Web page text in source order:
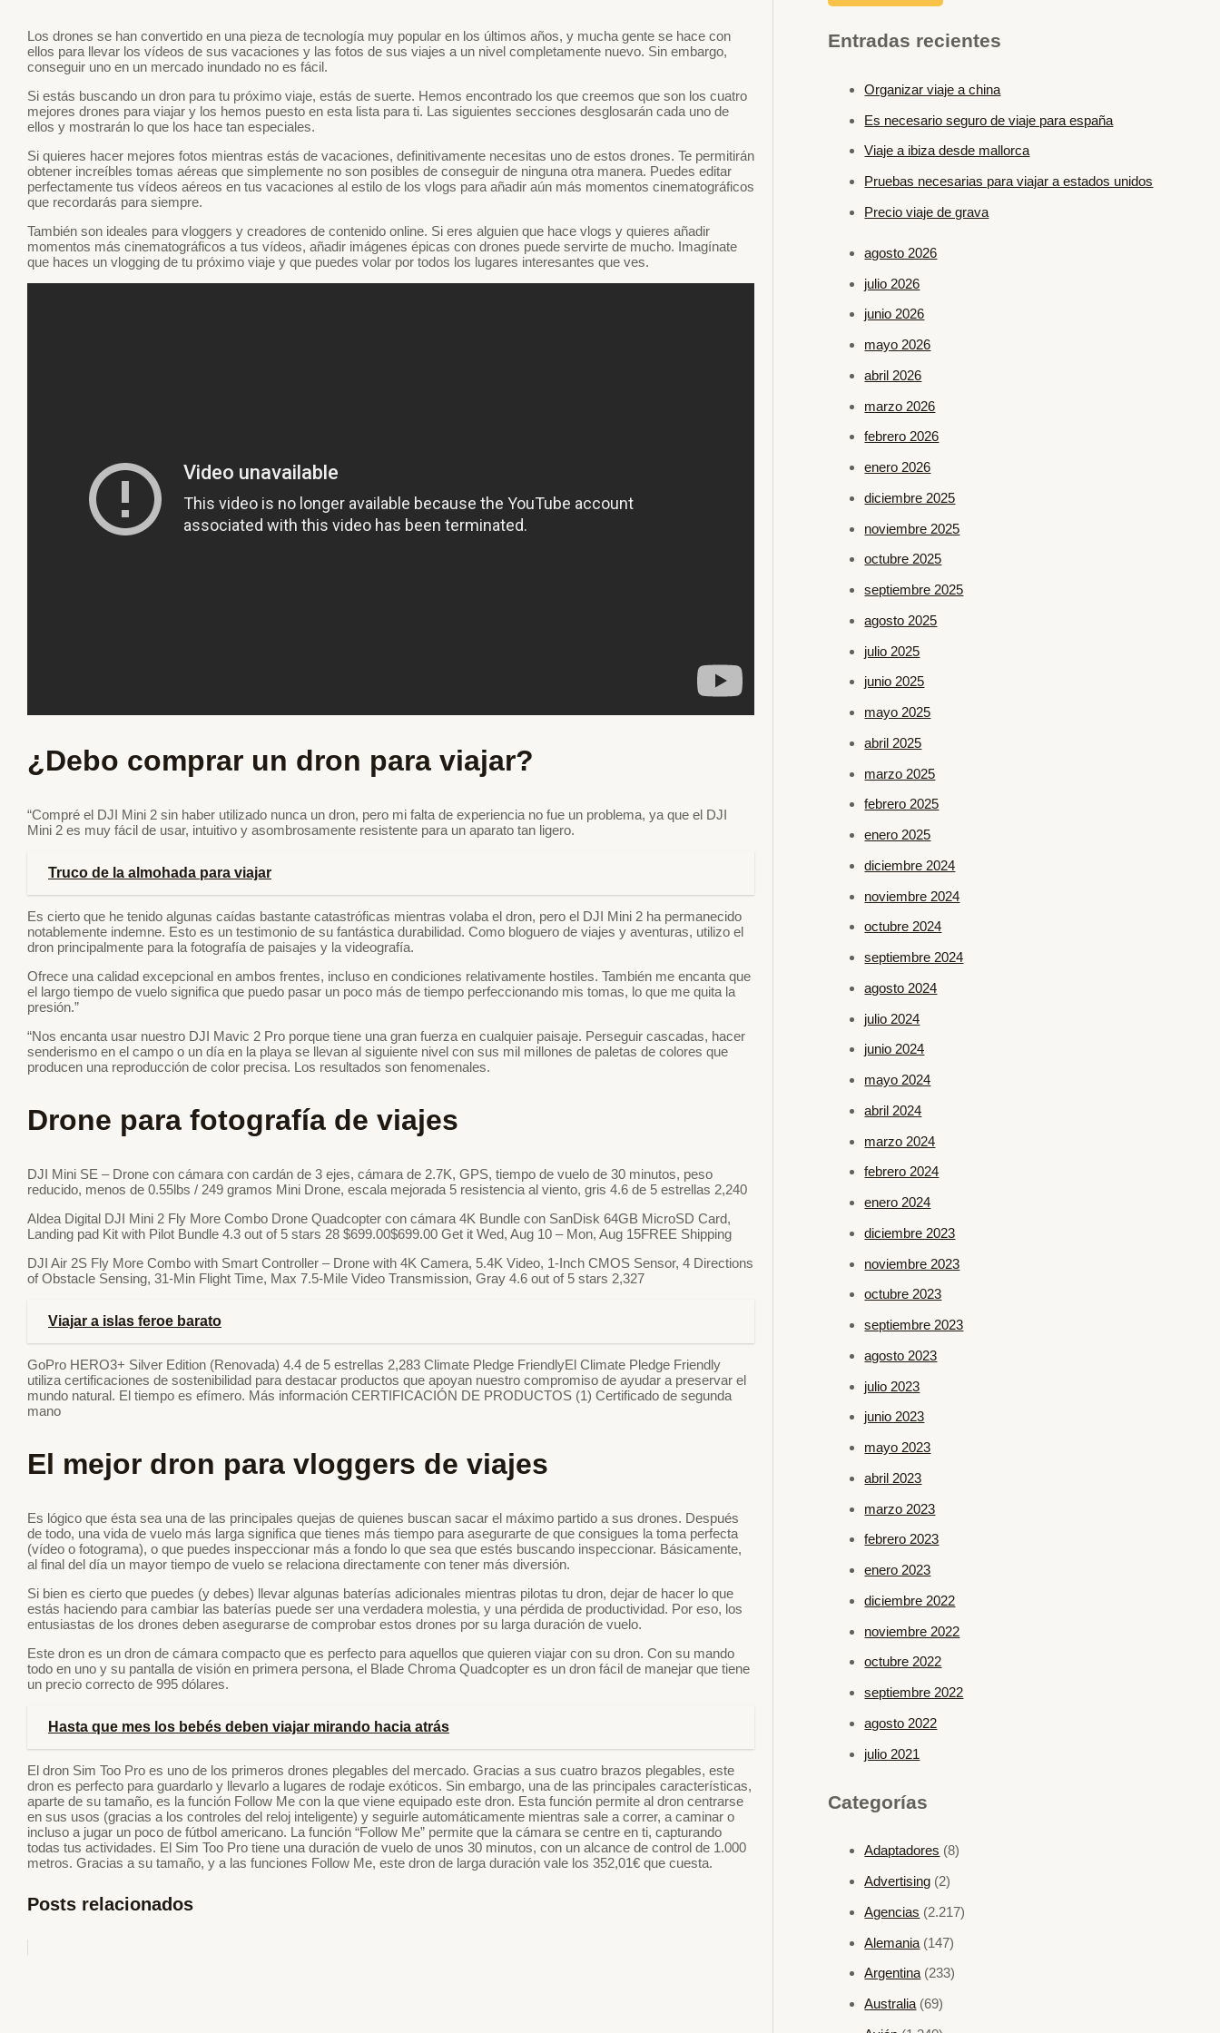
Los drones se han convertido en una pieza de tecnología muy popular en los últimos años, y mucha gente se hace con
ellos para llevar los vídeos de sus vacaciones y las fotos de sus viajes a un nivel completamente nuevo. Sin embargo,
conseguir uno en un mercado inundado no es fácil.
Si estás buscando un dron para tu próximo viaje, estás de suerte. Hemos encontrado los que creemos que son los cuatro
mejores drones para viajar y los hemos puesto en esta lista para ti. Las siguientes secciones desglosarán cada uno de
ellos y mostrarán lo que los hace tan especiales.
Si quieres hacer mejores fotos mientras estás de vacaciones, definitivamente necesitas uno de estos drones. Te permitirán
obtener increíbles tomas aéreas que simplemente no son posibles de conseguir de ninguna otra manera. Puedes editar
perfectamente tus vídeos aéreos en tus vacaciones al estilo de los vlogs para añadir aún más momentos cinematográficos
que recordarás para siempre.
También son ideales para vloggers y creadores de contenido online. Si eres alguien que hace vlogs y quieres añadir
momentos más cinematográficos a tus vídeos, añadir imágenes épicas con drones puede servirte de mucho. Imagínate
que haces un vlogging de tu próximo viaje y que puedes volar por todos los lugares interesantes que ves.
¿Debo comprar un dron para viajar?
“Compré el DJI Mini 2 sin haber utilizado nunca un dron, pero mi falta de experiencia no fue un problema, ya que el DJI
Mini 2 es muy fácil de usar, intuitivo y asombrosamente resistente para un aparato tan ligero.
Truco de la almohada para viajar
Es cierto que he tenido algunas caídas bastante catastróficas mientras volaba el dron, pero el DJI Mini 2 ha permanecido
notablemente indemne. Esto es un testimonio de su fantástica durabilidad. Como bloguero de viajes y aventuras, utilizo el
dron principalmente para la fotografía de paisajes y la videografía.
Ofrece una calidad excepcional en ambos frentes, incluso en condiciones relativamente hostiles. También me encanta que
el largo tiempo de vuelo significa que puedo pasar un poco más de tiempo perfeccionando mis tomas, lo que me quita la
presión.”
“Nos encanta usar nuestro DJI Mavic 2 Pro porque tiene una gran fuerza en cualquier paisaje. Perseguir cascadas, hacer
senderismo en el campo o un día en la playa se llevan al siguiente nivel con sus mil millones de paletas de colores que
producen una reproducción de color precisa. Los resultados son fenomenales.
Drone para fotografía de viajes
DJI Mini SE – Drone con cámara con cardán de 3 ejes, cámara de 2.7K, GPS, tiempo de vuelo de 30 minutos, peso
reducido, menos de 0.55lbs / 249 gramos Mini Drone, escala mejorada 5 resistencia al viento, gris 4.6 de 5 estrellas 2,240
Aldea Digital DJI Mini 2 Fly More Combo Drone Quadcopter con cámara 4K Bundle con SanDisk 64GB MicroSD Card,
Landing pad Kit with Pilot Bundle 4.3 out of 5 stars 28 $699.00$699.00 Get it Wed, Aug 10 – Mon, Aug 15FREE Shipping
DJI Air 2S Fly More Combo with Smart Controller – Drone with 4K Camera, 5.4K Video, 1-Inch CMOS Sensor, 4 Directions
of Obstacle Sensing, 31-Min Flight Time, Max 7.5-Mile Video Transmission, Gray 4.6 out of 5 stars 2,327
Viajar a islas feroe barato
GoPro HERO3+ Silver Edition (Renovada) 4.4 de 5 estrellas 2,283 Climate Pledge FriendlyEl Climate Pledge Friendly
utiliza certificaciones de sostenibilidad para destacar productos que apoyan nuestro compromiso de ayudar a preservar el
mundo natural. El tiempo es efímero. Más información CERTIFICACIÓN DE PRODUCTOS (1) Certificado de segunda
mano
El mejor dron para vloggers de viajes
Es lógico que ésta sea una de las principales quejas de quienes buscan sacar el máximo partido a sus drones. Después
de todo, una vida de vuelo más larga significa que tienes más tiempo para asegurarte de que consigues la toma perfecta
(vídeo o fotograma), o que puedes inspeccionar más a fondo lo que sea que estés buscando inspeccionar. Básicamente,
al final del día un mayor tiempo de vuelo se relaciona directamente con tener más diversión.
Si bien es cierto que puedes (y debes) llevar algunas baterías adicionales mientras pilotas tu dron, dejar de hacer lo que
estás haciendo para cambiar las baterías puede ser una verdadera molestia, y una pérdida de productividad. Por eso, los
entusiastas de los drones deben asegurarse de comprobar estos drones por su larga duración de vuelo.
Este dron es un dron de cámara compacto que es perfecto para aquellos que quieren viajar con su dron. Con su mando
todo en uno y su pantalla de visión en primera persona, el Blade Chroma Quadcopter es un dron fácil de manejar que tiene
un precio correcto de 995 dólares.
Hasta que mes los bebés deben viajar mirando hacia atrás
El dron Sim Too Pro es uno de los primeros drones plegables del mercado. Gracias a sus cuatro brazos plegables, este
dron es perfecto para guardarlo y llevarlo a lugares de rodaje exóticos. Sin embargo, una de las principales características,
aparte de su tamaño, es la función Follow Me con la que viene equipado este dron. Esta función permite al dron centrarse
en sus usos (gracias a los controles del reloj inteligente) y seguirle automáticamente mientras sale a correr, a caminar o
incluso a jugar un poco de fútbol americano. La función “Follow Me” permite que la cámara se centre en ti, capturando
todas tus actividades. El Sim Too Pro tiene una duración de vuelo de unos 30 minutos, con un alcance de control de 1.000
metros. Gracias a su tamaño, y a las funciones Follow Me, este dron de larga duración vale los 352,01€ que cuesta.
Posts relacionados
Entradas recientes
Organizar viaje a china
Es necesario seguro de viaje para españa
Viaje a ibiza desde mallorca
Pruebas necesarias para viajar a estados unidos
Precio viaje de grava
agosto 2026
julio 2026
junio 2026
mayo 2026
abril 2026
marzo 2026
febrero 2026
enero 2026
diciembre 2025
noviembre 2025
octubre 2025
septiembre 2025
agosto 2025
julio 2025
junio 2025
mayo 2025
abril 2025
marzo 2025
febrero 2025
enero 2025
diciembre 2024
noviembre 2024
octubre 2024
septiembre 2024
agosto 2024
julio 2024
junio 2024
mayo 2024
abril 2024
marzo 2024
febrero 2024
enero 2024
diciembre 2023
noviembre 2023
octubre 2023
septiembre 2023
agosto 2023
julio 2023
junio 2023
mayo 2023
abril 2023
marzo 2023
febrero 2023
enero 2023
diciembre 2022
noviembre 2022
octubre 2022
septiembre 2022
agosto 2022
julio 2021
Categorías
Adaptadores (8)
Advertising (2)
Agencias (2.217)
Alemania (147)
Argentina(233)
Australia (69)